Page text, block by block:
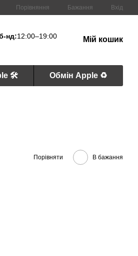
Порівняння Бажання Вхід
нд:12:00–19:00
Мій кошик
🛠 Обмін Apple ♻️
Порівняти В бажання